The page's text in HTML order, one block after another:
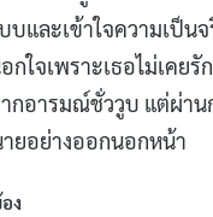
และเข้าใจความเป็น
กใจเพราะเธอไม่เค
ากอารมณ์ชั่ววูบ แต่ผ่า
ยอย่างออกนอกหน้า
ง